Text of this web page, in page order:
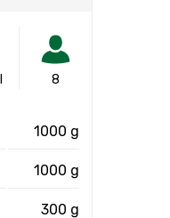
8
1000 g
1000 g
300 g